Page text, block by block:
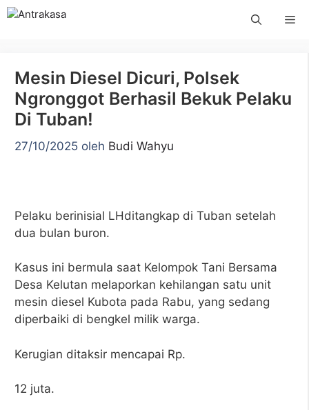
Langsung
Mesin Diesel Dicuri, Polsek
Ngronggot Berhasil Bekuk Pelaku
Di Tuban!
27/10/2025 oleh Budi Wahyu
Pelaku berinisial LHditangkap di Tuban setelah
dua bulan buron.
Kasus ini bermula saat Kelompok Tani Bersama
Desa Kelutan melaporkan kehilangan satu unit
mesin diesel Kubota pada Rabu, yang sedang
diperbaiki di bengkel milik warga.
Kerugian ditaksir mencapai Rp.
12 juta.